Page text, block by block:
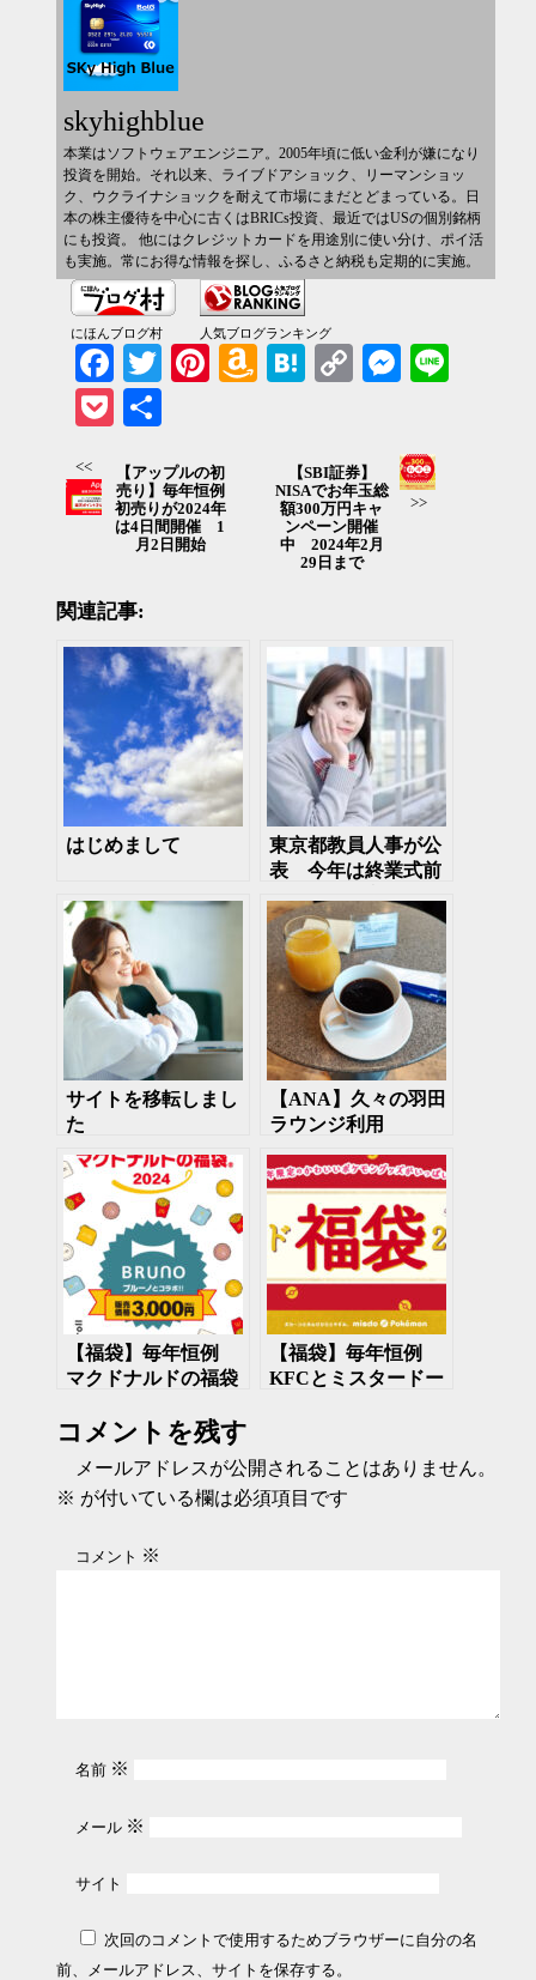
skyhighblue
本業はソフトウェアエンジニア。2005年頃に低い金利が嫌になり
投資を開始。それ以来、ライブドアショック、リーマンショッ
ク、ウクライナショックを耐えて市場にまだとどまっている。日
本の株主優待を中心に古くはBRICs投資、最近ではUSの個別銘柄
にも投資。 他にはクレジットカードを用途別に使い分け、ポイ活
も実施。常にお得な情報を探し、ふるさと納税も定期的に実施。
にほんブログ村 人気ブログランキング
FacebookTwitter PinterestAmazonHatena
Copy
Messenger
Pocket
<<
【アップルの初
売り】毎年恒例
初売りが2024年
は4日間開催 1
月2日開始
【SBI証券】
NISAでお年玉総
額300万円キャ
ンペーン開催
中 2024年2月
29日まで
>>
関連記事:
はじめまして
東京都教員人事が公
表 今年は終業式前
サイトを移転しまし
た
【ANA】久々の羽田
ラウンジ利用
【福袋】毎年恒例
マクドナルドの福袋
入っている
【福袋】毎年恒例
KFCとミスタードー
コメントを残す
メールアドレスが公開されることはありません。
※ が付いている欄は必須項目です
コメント ※
名前 ※
メール ※
サイト
次回のコメントで使用するためブラウザーに自分の名
前、メールアドレス、サイトを保存する。